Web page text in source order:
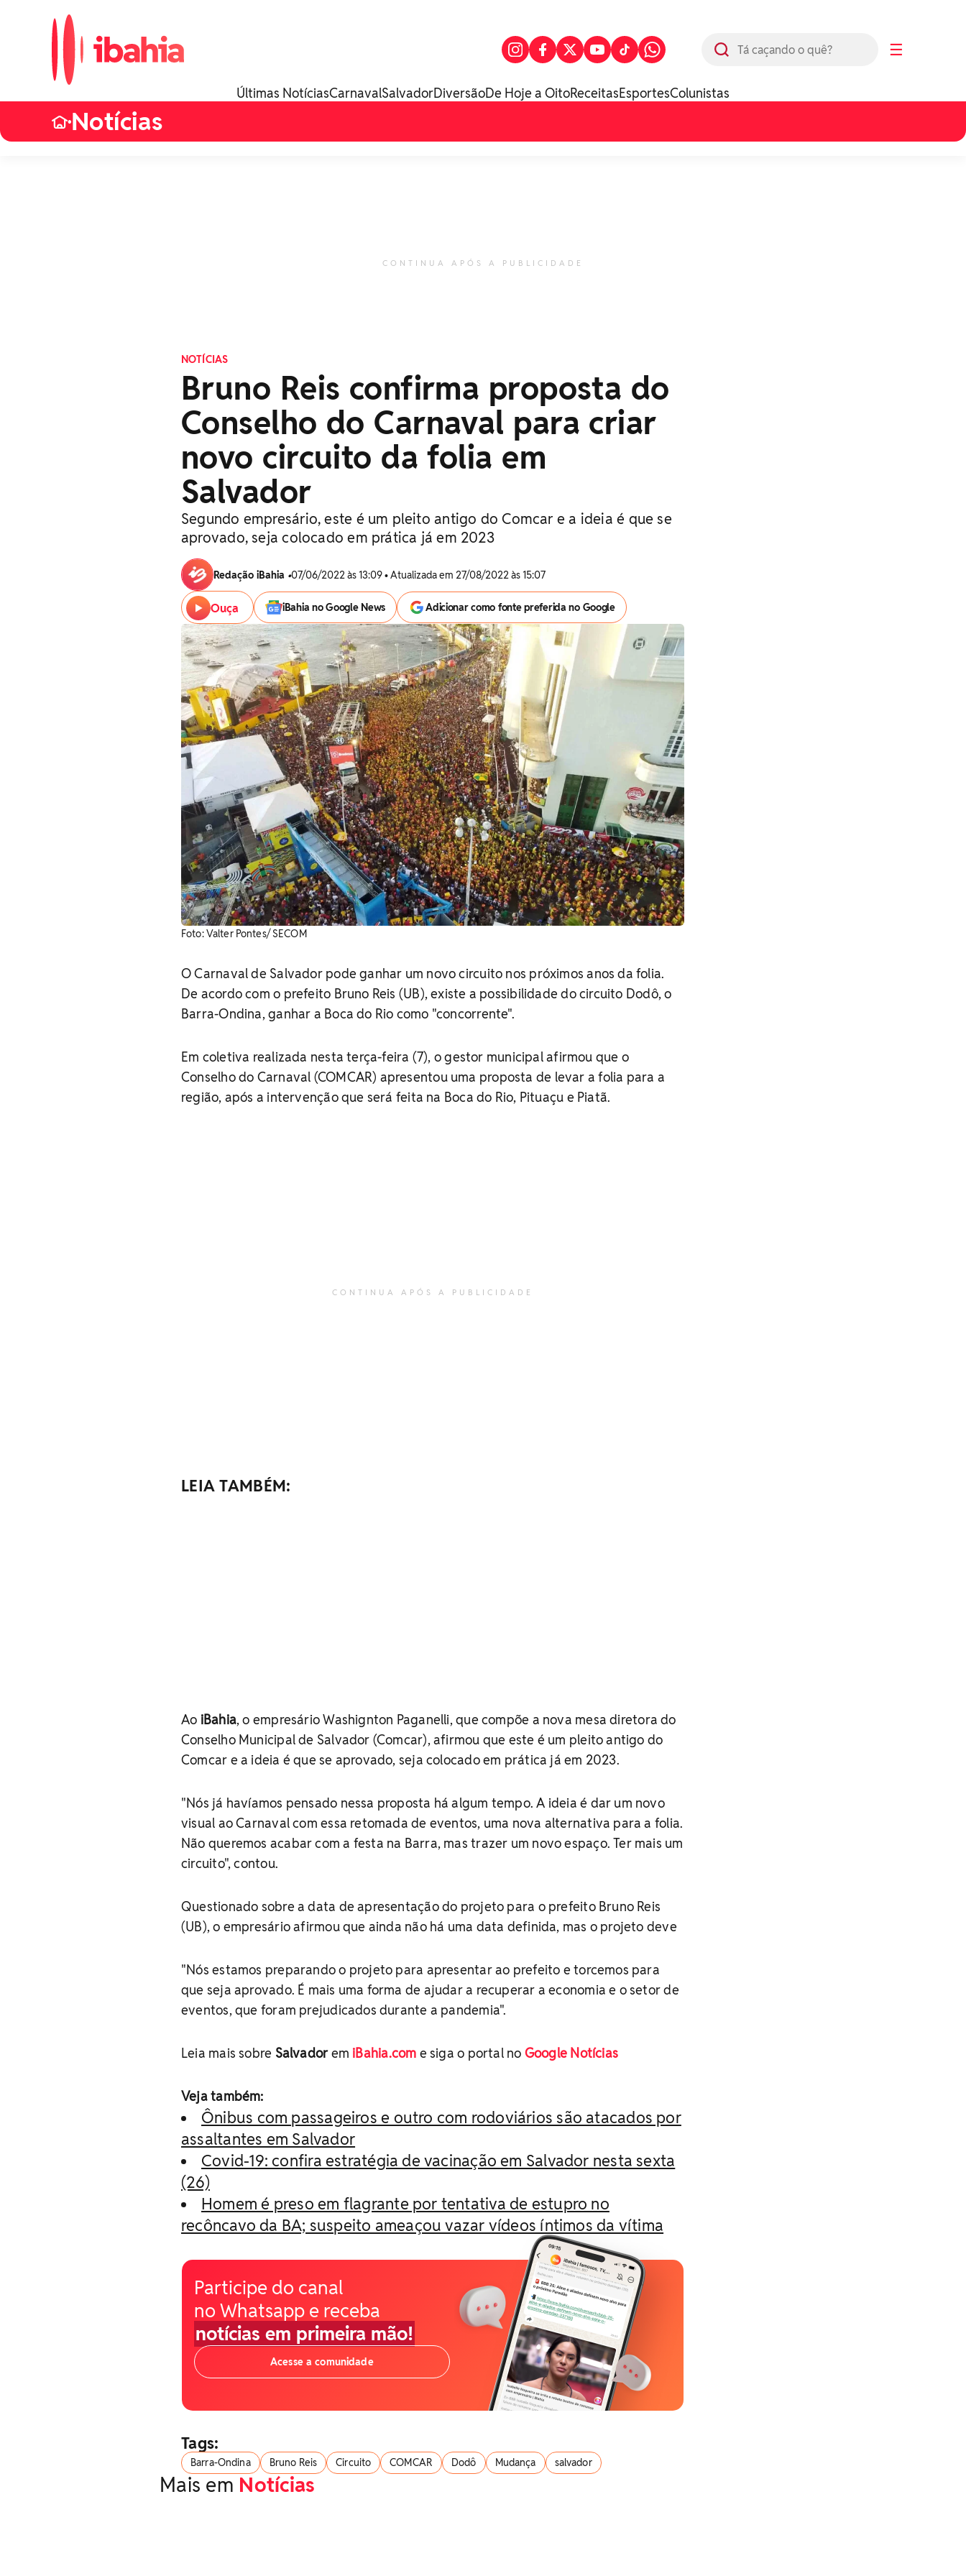
☰
Últimas NotíciasCarnavalSalvadorDiversãoDe Hoje a OitoReceitasEsportesColunistas
•Notícias
CONTINUA APÓS A PUBLICIDADE
NOTÍCIAS
Bruno Reis confirma proposta do
Conselho do Carnaval para criar
novo circuito da folia em
Salvador
Segundo empresário, este é um pleito antigo do Comcar e a ideia é que se
aprovado, seja colocado em prática já em 2023
Redação iBahia •07/06/2022 às 13:09 • Atualizada em 27/08/2022 às 15:07
Ouça iBahia no Google News Adicionar como fonte preferida no Google
Foto: Valter Pontes/ SECOM
O Carnaval de Salvador pode ganhar um novo circuito nos próximos anos da folia.
De acordo com o prefeito Bruno Reis (UB), existe a possibilidade do circuito Dodô, o
Barra-Ondina, ganhar a Boca do Rio como "concorrente".
Em coletiva realizada nesta terça-feira (7), o gestor municipal afirmou que o
Conselho do Carnaval (COMCAR) apresentou uma proposta de levar a folia para a
região, após a intervenção que será feita na Boca do Rio, Pituaçu e Piatã.
CONTINUA APÓS A PUBLICIDADE
LEIA TAMBÉM:
Ao iBahia, o empresário Washignton Paganelli, que compõe a nova mesa diretora do
Conselho Municipal de Salvador (Comcar), afirmou que este é um pleito antigo do
Comcar e a ideia é que se aprovado, seja colocado em prática já em 2023.
"Nós já havíamos pensado nessa proposta há algum tempo. A ideia é dar um novo
visual ao Carnaval com essa retomada de eventos, uma nova alternativa para a folia.
Não queremos acabar com a festa na Barra, mas trazer um novo espaço. Ter mais um
circuito", contou.
Questionado sobre a data de apresentação do projeto para o prefeito Bruno Reis
(UB), o empresário afirmou que ainda não há uma data definida, mas o projeto deve
"Nós estamos preparando o projeto para apresentar ao prefeito e torcemos para
que seja aprovado. É mais uma forma de ajudar a recuperar a economia e o setor de
eventos, que foram prejudicados durante a pandemia".
Leia mais sobre Salvadorem iBahia.com e siga o portal no Google Notícias
Veja também:
Ônibus com passageiros e outro com rodoviários são atacados por
assaltantes em Salvador
Covid-19: confira estratégia de vacinação em Salvador nesta sexta
(26)
Homem é preso em flagrante por tentativa de estupro no
recôncavo da BA; suspeito ameaçou vazar vídeos íntimos da vítima
Participe do canal
no Whatsapp e receba
notícias em primeira mão!
Acesse a comunidade
Tags:
Barra-Ondina Bruno Reis Circuito COMCAR Dodô Mudança salvador
Mais em Notícias